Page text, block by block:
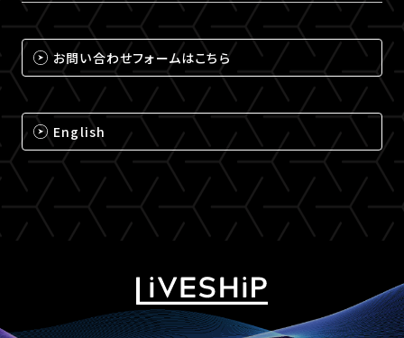
ChromecastとAirPlayのアイコンは表示されません。予めご了承
ください。
※メールの再配信はできません。迷惑メールフォルダをご確認くだ
@liveship.tokyo
@id.amob.jp
A.
それ以外のお問い合わせについては、下記のいずれかの方法でお
問い合わせください。
【LIVESHIPお問い合わせ窓口】
https://liveship.tokyo/mob/form/inquAdd.php?site=LS
グッズ配送・お届け済み商品に関して
【A!SMART お問い合わせ窓口】
https://www.asmart.jp/support
お問い合わせフォームはこちら
English